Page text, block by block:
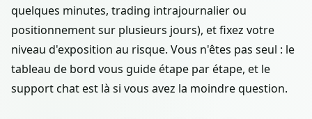
quelques minutes, trading intrajournalier ou
positionnement sur plusieurs jours), et fixez votre
niveau d'exposition au risque. Vous n'êtes pas seul : le
tableau de bord vous guide étape par étape, et le
support chat est là si vous avez la moindre question.